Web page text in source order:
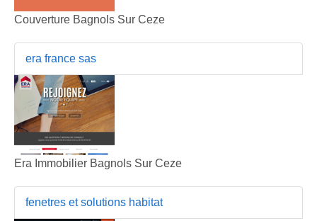
Couverture Bagnols Sur Ceze
era france sas
Era Immobilier Bagnols Sur Ceze
fenetres et solutions habitat